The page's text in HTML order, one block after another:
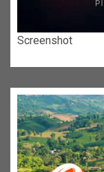
Screenshot